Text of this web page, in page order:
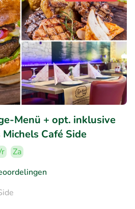
Menü + opt. inklusive
Café Side
Za